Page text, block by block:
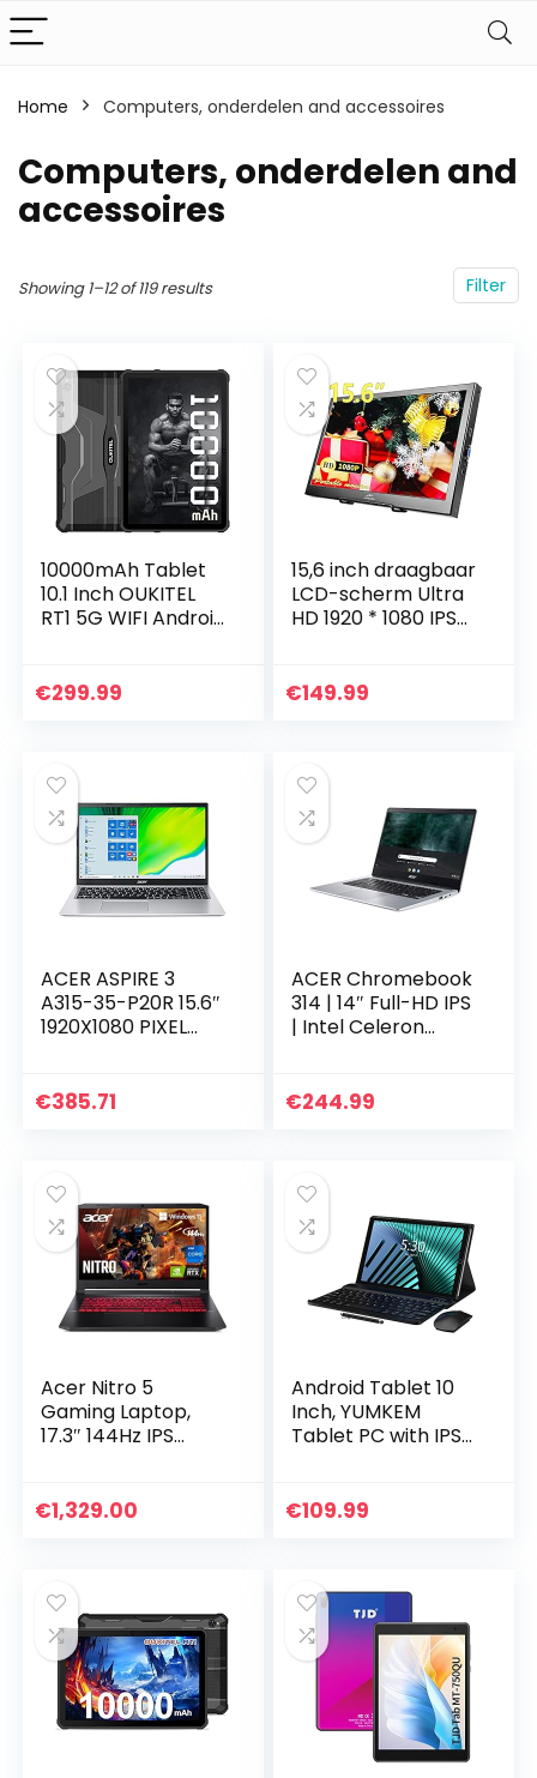
Home Computers, onderdelen and accessoires
Computers, onderdelen and
accessoires
Filter
Showing 1–12 of 119 results
10000mAh Tablet
10.1 Inch OUKITEL
RT1 5G WIFI Android
TF128GB Uitbreiding
€299.99
15,6 inch draagbaar
LCD-scherm Ultra
HD 1920 * 1080 IPS
HDMI/VGA/ingebou
€149.99
ACER ASPIRE 3
A315-35-P20R 15.6″
1920X1080 PIXEL
DDR4-SDRAM
NX.A6LET.00A
€385.71
ACER Chromebook
314 | 14″ Full-HD IPS
| Intel Celeron
eMMC | Chrome OS
€244.99
Acer Nitro 5
Gaming Laptop,
17.3″ 144Hz IPS
16GB DDR4 SDRAM,
QWERTY Backlit
toetsenbord,
Windows 11 Home
€1,329.00
Android Tablet 10
Inch, YUMKEM
Tablet PC with IPS
4GB RAM 64GB
€109.99